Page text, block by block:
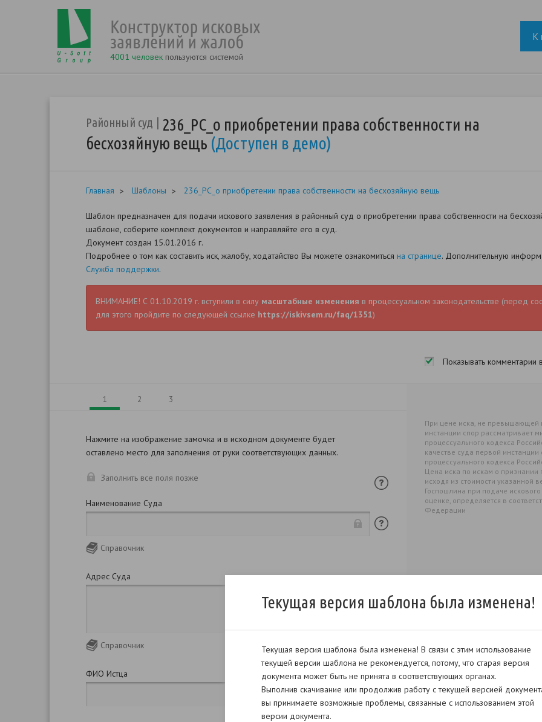
4001 человек пользуются системой
К
Текущая версия шаблона была изменена!
Текущая версия шаблона была изменена! В связи с этим использование
текущей версии шаблона не рекомендуется, потому, что старая версия
документа может быть не принята в соответствующих органах.
Выполнив скачивание или продолжив работу с текущей версией
вы принимаете возможные проблемы, связанные с использованием этой
версии документа.
Районный суд
236_РС_о приобретении права собственности на
бесхозяйную вещь (Доступен в демо)
Главная Шаблоны 236_РС_о приобретении права собственности на бесхозяйную вещь
Шаблон предназначен для подачи искового заявления в районный суд о приобретении права собственности на
шаблоне, соберите комплект документов и направляйте его в суд.
Документ создан 15.01.2016 г.
Подробнее о том как составить иск, жалобу, ходатайство Вы можете ознакомиться на странице. Дополнительную
Служба поддержки.
ВНИМАНИЕ! С 01.10.2019 г. вступили в силу масштабные изменения в процессуальном законодательстве (перед
для этого пройдите по следующей ссылке https://iskivsem.ru/faq/1351)
Показывать комментарии
1 2 3
Нажмите на изображение замочка и в исходном документе будет
оставлено место для заполнения от руки соответствующих данных.
Заполнить все поля позже
Наименование Суда
Справочник
Адрес Суда
Справочник
ФИО Истца
При цене иска, не превышающей
инстанции спор рассматривает
процессуального кодекса
качестве суда первой
процессуального кодекса
Цена иска по искам о
исходя из стоимости указанной
Госпошлина при подаче
оценке, определяется в
Федерации